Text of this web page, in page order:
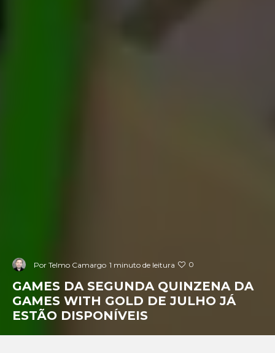
Por Telmo Camargo 1 minuto de leitura 0
GAMES DA SEGUNDA QUINZENA DA
GAMES WITH GOLD DE JULHO JÁ
ESTÃO DISPONÍVEIS